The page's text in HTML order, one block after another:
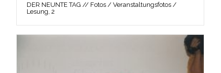
DER NEUNTE TAG // Fotos / Veranstaltungsfotos /
Lesung, 2